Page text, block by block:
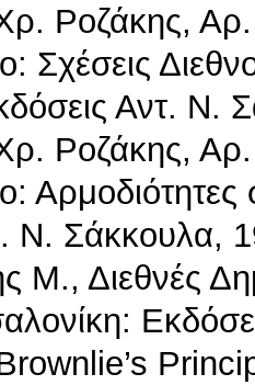
Ροζάκης,
Σχέσεις
Αντ. Ν.
Ροζάκης,
Ν. Σάκκουλα,
Μ., Διεθνές